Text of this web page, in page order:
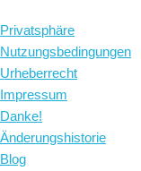
Privatsphäre
Nutzungsbedingungen
Urheberrecht
Impressum
Danke!
Änderungshistorie
Blog